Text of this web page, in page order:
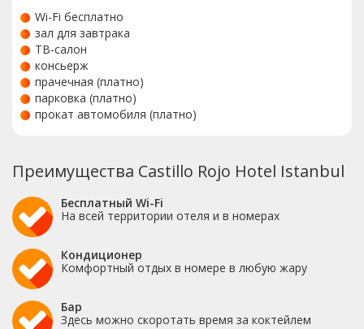
Wi-Fi бесплатно
зал для завтрака
ТВ-салон
консьерж
прачечная (платно)
парковка (платно)
прокат автомобиля (платно)
Преимущества Castillo Rojo Hotel Istanbul
Бесплатный Wi-Fi
На всей территории отеля и в номерах
Кондиционер
Комфортный отдых в номере в любую жару
Бар
Здесь можно скоротать время за коктейлем